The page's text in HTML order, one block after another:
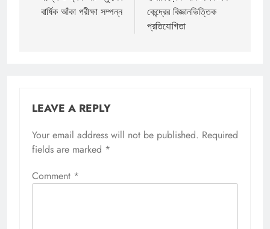
বার্ষিক আঁকা পরীক্ষা সম্পন্ন
কেন্দ্রের বিজ্ঞানভিত্তিক
প্রতিযোগিতা
LEAVE A REPLY
Your email address will not be published. Required
fields are marked *
Comment *